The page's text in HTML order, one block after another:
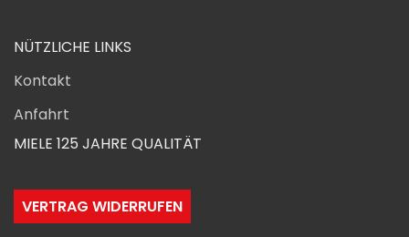
NÜTZLICHE LINKS
Kontakt
Anfahrt
MIELE 125 JAHRE QUALITÄT
VERTRAG WIDERRUFEN